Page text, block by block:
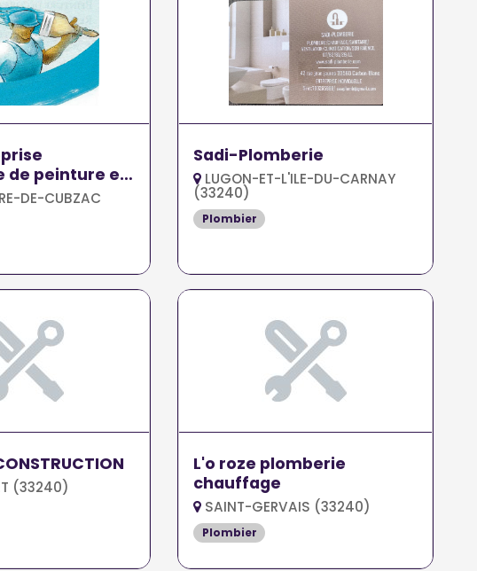
de peinture et
DE-CUBZAC
Sadi-Plomberie
LUGON-ET-L'ILE-DU-CARNAY
(33240)
Plombier
(33240)
L'o roze plomberie
chauffage
SAINT-GERVAIS (33240)
Plombier